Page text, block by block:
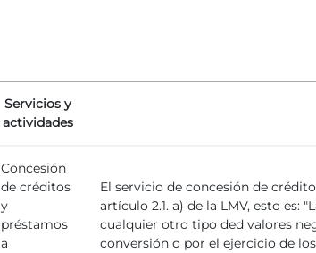
Servicios y
actividades
Concesión
de créditos
y
préstamos
a
El servicio de concesión de
artículo 2.1. a) de la LMV, esto es:
cualquier otro tipo ded valores
conversión o por el ejercicio de